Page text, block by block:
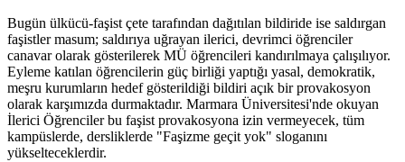
Bugün ülkücü-faşist çete tarafından dağıtılan bildiride ise saldırgan
faşistler masum; saldırıya uğrayan ilerici, devrimci öğrenciler
canavar olarak gösterilerek MÜ öğrencileri kandırılmaya çalışılıyor.
Eyleme katılan öğrencilerin güç birliği yaptığı yasal, demokratik,
meşru kurumların hedef gösterildiği bildiri açık bir provakosyon
olarak karşımızda durmaktadır. Marmara Üniversitesi'nde okuyan
İlerici Öğrenciler bu faşist provakosyona izin vermeyecek, tüm
kampüslerde, dersliklerde "Faşizme geçit yok" sloganını
yükselteceklerdir.